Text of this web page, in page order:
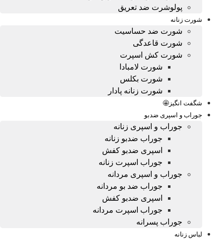
پولوشرت ضد تعریق
شورت زنانه
شورت ضد حساسیت
شورت قاعدگی
شورت کش اسپرت
شورت لامبادا
شورت بکلس
شورت زنانه پادار
شگفت انگیز🤩
جوراب و اسپری ضدبو
جوراب و اسپری زنانه
جوراب ضدبو زنانه
اسپری ضدبو کفش
جوراب اسپرت زنانه
جوراب و اسپری مردانه
جوراب ضد بو مردانه
اسپری ضدبو کفش
جوراب اسپرت مردانه
جوراب پسرانه
لباس زنانه